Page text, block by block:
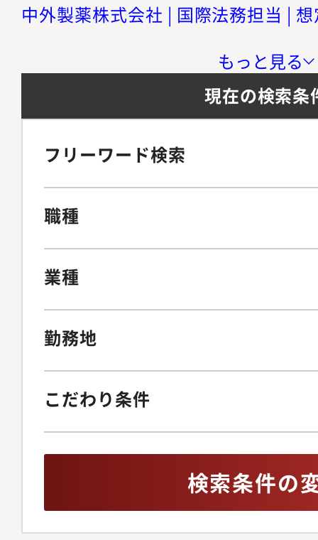
中外製薬株式会社 | 国際法務担当 |
もっと見る
現在の検索条
フリーワード検索
職種
業種
勤務地
こだわり条件
検索条件の